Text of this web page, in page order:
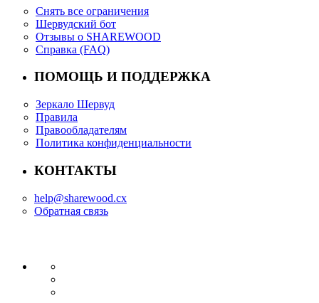
Снять все ограничения
Шервудский бот
Отзывы о SHAREWOOD
Справка (FAQ)
ПОМОЩЬ И ПОДДЕРЖКА
Зеркало Шервуд
Правила
Правообладателям
Политика конфиденциальности
КОНТАКТЫ
help@sharewood.cx
Обратная связь